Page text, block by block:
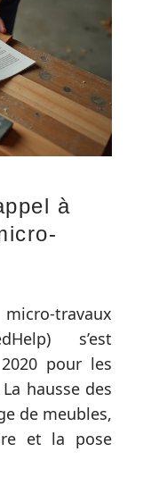
à
travaux
s’est
pour les
hausse des
de meubles,
et la pose